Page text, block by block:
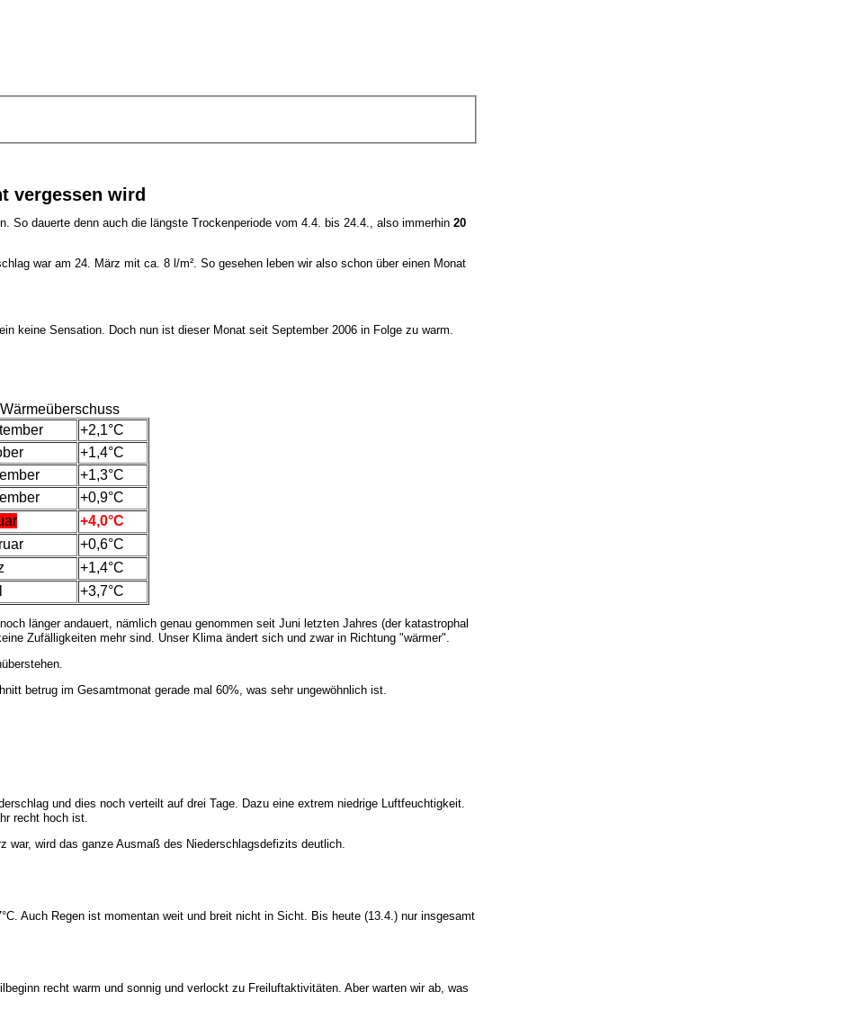
vergessen wird
So dauerte denn auch die längste Trockenperiode vom 4.4. bis 24.4., also immerhin 20
war am 24. März mit ca. 8 l/m². So gesehen leben wir also schon über einen Monat
keine Sensation. Doch nun ist dieser Monat seit September 2006 in Folge zu warm.
Wärmeüberschuss
+2,1°C
+1,4°C
+1,3°C
+0,9°C
+4,0°C
+0,6°C
+1,4°C
+3,7°C
länger andauert, nämlich genau genommen seit Juni letzten Jahres (der katastrophal
Zufälligkeiten mehr sind. Unser Klima ändert sich und zwar in Richtung "wärmer".
betrug im Gesamtmonat gerade mal 60%, was sehr ungewöhnlich ist.
und dies noch verteilt auf drei Tage. Dazu eine extrem niedrige Luftfeuchtigkeit.
recht hoch ist.
wird das ganze Ausmaß des Niederschlagsdefizits deutlich.
Auch Regen ist momentan weit und breit nicht in Sicht. Bis heute (13.4.) nur insgesamt
recht warm und sonnig und verlockt zu Freiluftaktivitäten. Aber warten wir ab, was